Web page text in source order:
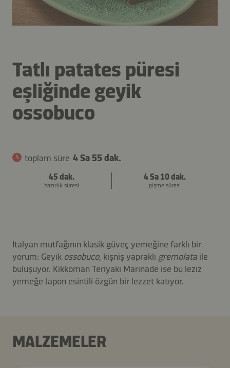
Tatlı patates püresi
eşliğinde geyik
ossobuco
toplam süre 4 Sa 55 dak.
45 dak.
hazırlık süresi
4 Sa 10 dak.
pişme süresi
İtalyan mutfağının klasik güveç yemeğine farklı bir
yorum: Geyik ossobuco, kişniş yapraklı gremolata ile
buluşuyor. Kikkoman Teriyaki Marinade ise bu leziz
yemeğe Japon esintili özgün bir lezzet katıyor.
MALZEMELER